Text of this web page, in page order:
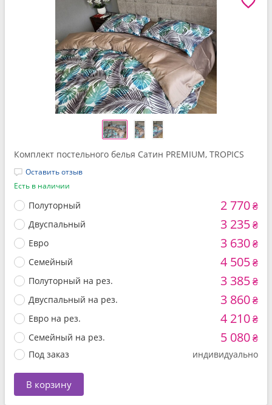
Комплект постельного белья Сатин PREMIUM, TROPICS
Оставить отзыв
Есть в наличии
Полуторный 2 770₴
Двуспальный 3 235₴
Евро 3 630₴
Семейный 4 505₴
Полуторный на рез. 3 385₴
Двуспальный на рез. 3 860₴
Евро на рез. 4 210₴
Семейный на рез. 5 080₴
Под заказ индивидуально
В корзину